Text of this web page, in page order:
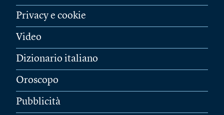
Privacy e cookie
Video
Dizionario italiano
Oroscopo
Pubblicità